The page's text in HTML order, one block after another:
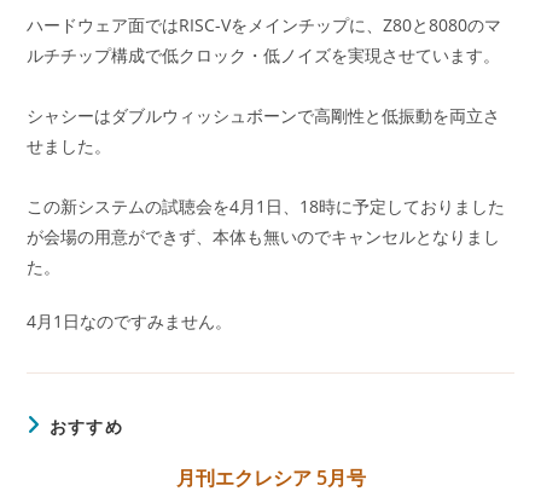
ハードウェア面ではRISC-Vをメインチップに、Z80と8080のマ
ルチチップ構成で低クロック・低ノイズを実現させています。
シャシーはダブルウィッシュボーンで高剛性と低振動を両立さ
せました。
この新システムの試聴会を4月1日、18時に予定しておりました
が会場の用意ができず、本体も無いのでキャンセルとなりまし
た。
4月1日なのですみません。
おすすめ
月刊エクレシア 5月号